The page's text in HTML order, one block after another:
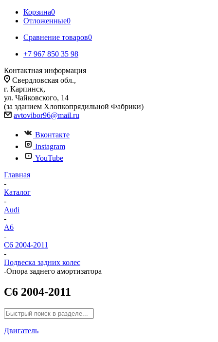
Корзина0
Отложенные0
Сравнение товаров0
+7 967 850 35 98
Контактная информация
Свердловская обл.,
г. Карпинск,
ул. Чайковского, 14
(за зданием Хлопкопрядильной Фабрики)
avtovibor96@mail.ru
Вконтакте
Instagram
YouTube
Главная
-
Каталог
-
Audi
-
A6
-
C6 2004-2011
-
Подвеска задних колес
-Опора заднего амортизатора
C6 2004-2011
Двигатель